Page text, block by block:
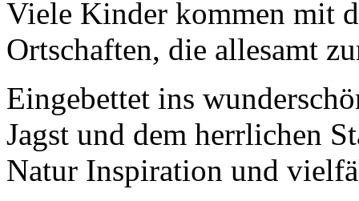
Viele Kinder kommen mit
Ortschaften, die allesamt
Eingebettet ins
Jagst und dem herrlichen
Natur Inspiration und